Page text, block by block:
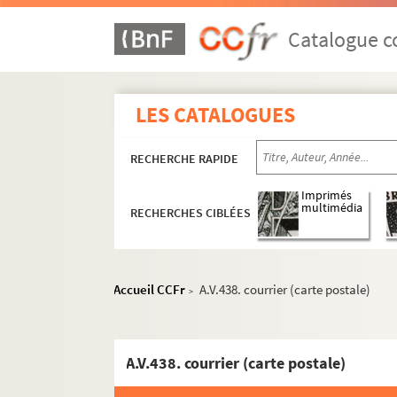
Catalogue
LES CATALOGUES
RECHERCHE RAPIDE
RECHERCHES CIBLÉES
Imprimés
multimédia
Accueil CCFr > A.V.438. courrier (carte postale)
A.V.438. courrier (carte postale)
Dossier Jacques Birnberg
Dossier Julien Blaine
Dossier Albert A.Blanchard Boîte
Dossier Noël Blandin
Dossier Richard Blin
Dossier Laurence E.Bloch
Dossier A.Blondeau Boîte
Dossier Blumbergs Boîte
Dossier Marc-Henri Boisse
Dossier Jean Bollery